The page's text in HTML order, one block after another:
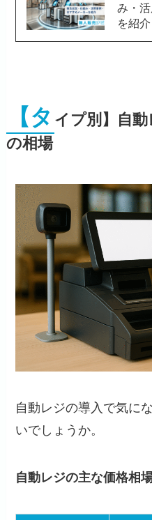
み・
を紹介
【タ イプ別】自
の相場
自動レジの導入で気に
いでしょうか。
自動レジの主な価格相